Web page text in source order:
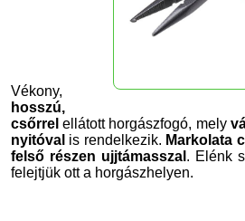
Vékony,
hosszú,
csőrrel ellátott horgászfogó, mely
nyitóval is rendelkezik. Markolata
felső részen ujjtámasszal . Elénk
felejtjük ott a horgászhelyen.